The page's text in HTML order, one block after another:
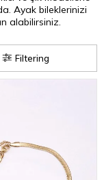
Ayak bileklerinizi
alabilirsiniz.
Filtering